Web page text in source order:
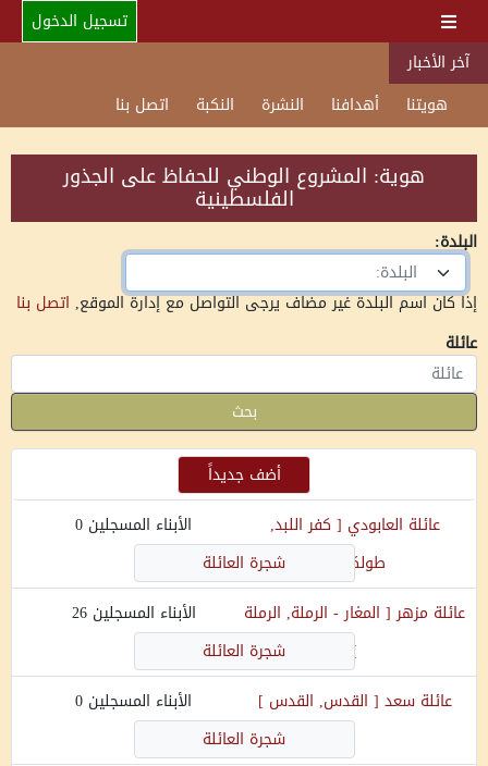
تسجيل الدخول
آخر الأخبار
هويتنا
أهدافنا النشرة النكبة اتصل بنا
هوية: المشروع الوطني للحفاظ على الجذور
الفلسطينية
البلدة:
البلدة:
إذا كان اسم البلدة غير مضاف يرجى التواصل مع إدارة الموقع, اتصل بنا
عائلة
بحث
أضف جديداً
عائلة العابودي [ كفر اللبد,
طولكرم
الأبناء المسجلين 0
شجرة العائلة
عائلة مزهر [ المغار - الرملة, الرملة
]
الأبناء المسجلين26
شجرة العائلة
عائلةسعد [ القدس, القدس ] الأبناء المسجلين 0
شجرة العائلة